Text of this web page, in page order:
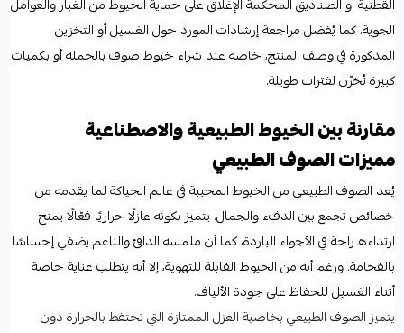
الجوية. كما يُفضل مراجعة إرشادات المورد حول الغسيل أو التخزين
المذكورة في وصف المنتج، خاصة عند شراء خيوط صوف بالجملة أو بكميات
كبيرة تُخزّن لفترات طويلة.
مقارنة بين الخيوط الطبيعية والاصطناعية
مميزات الصوف الطبيعي
يُعد الصوف الطبيعي من الخيوط المحببة في عالم الحياكة لما يقدمه من
خصائص تجمع بين الدفء والجمال. يتميز بكونه عازلًا حراريًا فعّالًا يمنح
ارتداءه راحة في الأجواء الباردة، كما أن ملمسه الدافئ والناعم يضفي إحساسًا
بالفخامة. ورغم أنه من الخيوط القابلة للتهوية، إلا أنه يتطلب عناية خاصة
أثناء الغسيل للحفاظ على جودة الألياف.
يتميز الصوف الطبيعي بخاصية العزل الممتازة التي تحتفظ بالحرارة دون